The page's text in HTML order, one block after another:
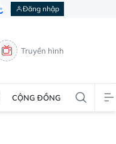
Đăng nhập
Truyền hình
CỘNG ĐỒNG